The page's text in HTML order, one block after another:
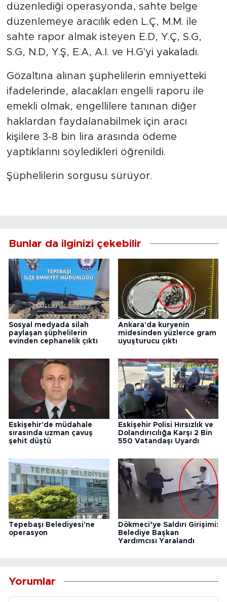
düzenlediği operasyonda, sahte belge
düzenlemeye aracılık eden L.Ç, M.M. ile
sahte rapor almak isteyen E.D, Y.Ç, S.G,
S.G, N.D, Y.Ş, E.A, A.I. ve H.G'yi yakaladı.
Gözaltına alınan şüphelilerin emniyetteki
ifadelerinde, alacakları engelli raporu ile
emekli olmak, engellilere tanınan diğer
haklardan faydalanabilmek için aracı
kişilere 3-8 bin lira arasında ödeme
yaptıklarını söyledikleri öğrenildi.
Şüphelilerin sorgusu sürüyor.
Bunlar da ilginizi çekebilir
Sosyal medyada silah
paylaşan şüphelilerin
evinden cephanelik çıktı
Ankara'da kuryenin
midesinden yüzlerce gram
uyuşturucu çıktı
Eskişehir'de müdahale
sırasında uzman çavuş
şehit düştü
Eskişehir Polisi Hırsızlık ve
Dolandırıcılığa Karşı 2 Bin
550 Vatandaşı Uyardı
Tepebaşı Belediyesi'ne
operasyon
Dökmeci’ye Saldırı Girişimi:
Belediye Başkan
Yardımcısı Yaralandı
Yorumlar